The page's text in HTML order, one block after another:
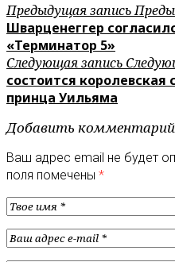
Предыдущая запись
Шварценеггер
«Терминатор 5»
Следующая запись
состоится
принца Уильяма
Добавить комментарий
Ваш адрес email не будет
поля помечены *